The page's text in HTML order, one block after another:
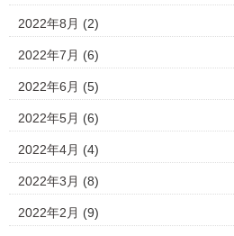
2022年8月 (2)
2022年7月 (6)
2022年6月 (5)
2022年5月 (6)
2022年4月 (4)
2022年3月 (8)
2022年2月 (9)